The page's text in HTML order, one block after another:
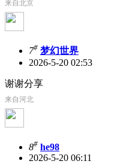
来自北京
7# 梦幻世界
2026-5-20 02:53
谢谢分享
来自河北
8# he98
2026-5-20 06:11